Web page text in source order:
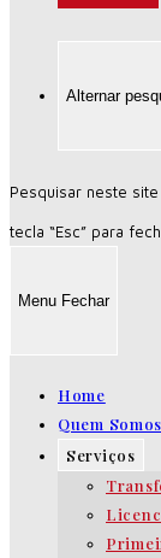
Alternar
Pesquisar neste site
tecla “Esc” para
Menu Fechar
Home
Quem Somos
Serviços